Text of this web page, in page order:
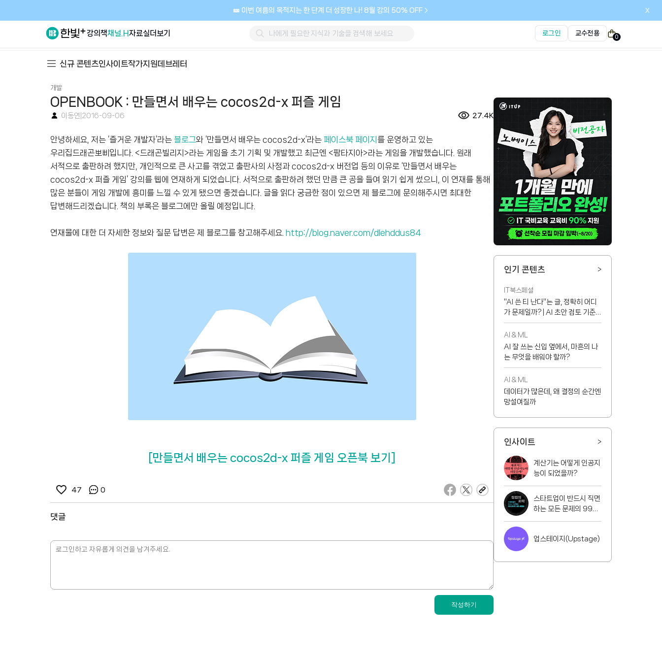
🎫 이번 여름의 목적지는 한 단계 더 성장한 나! 8월 강의 50% OFF x
강의책채널.H자료실더보기 로그인 교수전용
0
신규 콘텐츠인사이트작가지원데브레터
개발
OPENBOOK : 만들면서 배우는 cocos2d-x 퍼즐 게임
이동연 2016-09-06 27.4K
안녕하세요 저는 ‘즐거운 개발자’라는 블로그와 ‘만들면서 배우는 cocos2d-x’라는 페이스북 페이지 를 운영하고 있는
우리집드래곤뽀삐입니다 . <드래곤빌리지 >라는 게임을 초기 기획 및 개발했고 최근엔 <팜타지아>라는 게임을 개발했습니다 원래
서적으로 출판하려 했지만 개인적으로 큰 사고를 겪었고 출판사의 사정과cocos2d-x 버전업 등의 이유로 ‘만들면서 배우는
cocos2d-x 퍼즐 게임’ 강의를 웹에 연재하게 되었습니다 서적으로 출판하려 했던 만큼 큰 공을 들여 읽기 쉽게 썼으니
이 연재를 통해
많은 분들이 게임 개발에 흥미를 느낄 수 있게 됐으면 좋겠습니다 글을 읽다 궁금한 점이 있으면 제 블로그에 문의해주시면 최대한
답변해드리겠습니다 책의 부록은 블로그에만 올릴 예정입니다
연재물에 대한 더 자세한 정보와 질문 답변은 제 블로그를 참고해주세요 http://blog.naver.com/dlehddus84
[만들면서 배우는 cocos2d-x 퍼즐 게임 오픈북 보기]
47 0
댓글
작성하기
인기 콘텐츠 >
IT북스페셜
"AI 쓴 티 난다"는 글, 정확히 어디
가 문제일까? | AI 초안 검토 기준
8가지
AI & ML
AI 잘 쓰는 신입 옆에서, 마흔의 나
는 무엇을 배워야 할까?
AI & ML
데이터가 많은데, 왜 결정의 순간엔
망설여질까
인사이트 >
계산기는 어떻게 인공지
능이 되었을까?
스타트업이 반드시 직면
하는 모든 문제의 99%
업스테이지(Upstage)